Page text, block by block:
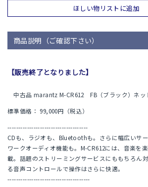
ほしい物リストに追加
商品説明（ご確認下さい）
【販売終了となりました】
中古品 marantz M-CR612 FB（ブラック）ネッ
標準価格： 99,000円（税込）
-------------------------------------
CDも、ラジオも、Bluetoothも。さらに幅広いサ
ワークオーディオ機能も。M-CR612には、音楽を
載。話題のストリーミングサービスにももちろん
る音声コントロールで操作はさらに快適。
--------------------------------------